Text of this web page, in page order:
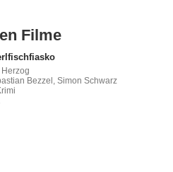
Filme
Bezzel, Simon Schwarz